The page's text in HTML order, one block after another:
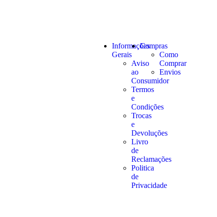
Informações
Gerais
Aviso
ao
Consumidor
Termos
e
Condições
Trocas
e
Devoluções
Livro
de
Reclamações
Politica
de
Privacidade
Compras
Como
Comprar
Envios